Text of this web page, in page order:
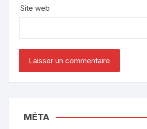
Site web
MÉTA